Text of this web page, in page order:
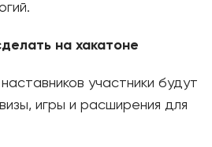
на хакатоне
участники будут
игры и расширения для